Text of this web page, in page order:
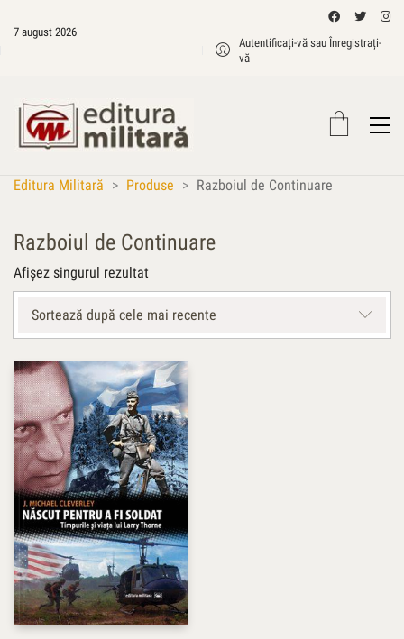
7 august 2026
Autentificați-vă sau Înregistrați-
vă
Editura Militară > Produse > Razboiul de Continuare
Razboiul de Continuare
Afișez singurul rezultat
Sortează după cele mai recente